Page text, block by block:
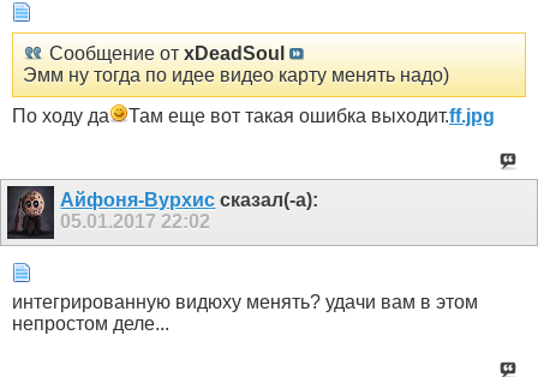
Сообщение от xDeadSoul
Эмм ну тогда по идее видео карту менять надо)
По ходу да
Там еще вот такая ошибка выходит.ff.jpg
Айфоня-Вурхис сказал(-а):
05.01.201722:02
интегрированную видюху менять? удачи вам в этом
непростом деле...